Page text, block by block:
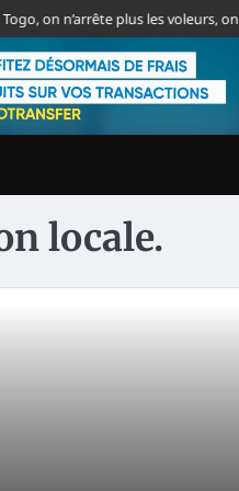
on n’arrête plus les voleurs, on
locale.